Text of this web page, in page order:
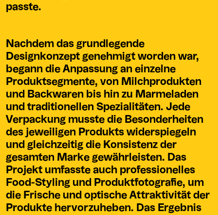
passte.
Nachdem das grundlegende
Designkonzept genehmigt worden war,
begann die Anpassung an einzelne
Produktsegmente, von Milchprodukten
und Backwaren bis hin zu Marmeladen
und traditionellen Spezialitäten. Jede
Verpackung musste die Besonderheiten
des jeweiligen Produkts widerspiegeln
und gleichzeitig die Konsistenz der
gesamten Marke gewährleisten. Das
Projekt umfasste auch professionelles
Food-Styling und Produktfotografie, um
die Frische und optische Attraktivität der
Produkte hervorzuheben. Das Ergebnis